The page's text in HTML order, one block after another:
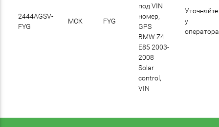
2444AGSV-
FYG
МСК FYG
под VIN
номер,
GPS
BMW Z4
E85 2003-
2008
Solar
control,
VIN
Уточняйте
у
оператора